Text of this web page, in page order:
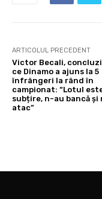
ARTICOLUL PRECEDENT
Victor Becali,
ce Dinamo a ajuns la 5
înfrângeri la rând în
campionat: “Lotul
subțire, n-au bancă și
atac”